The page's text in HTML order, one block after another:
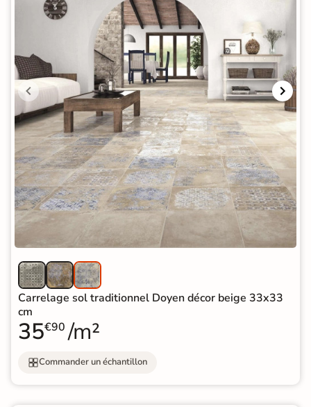
Carrelage sol traditionnel Doyen décor beige 33x33
cm
35€90 /m²
Commander un échantillon